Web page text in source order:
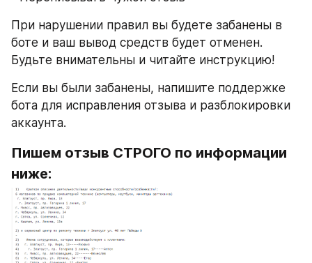
При нарушении правил вы будете забанены в
боте и ваш вывод средств будет отменен.
Будьте внимательны и читайте инструкцию!
Если вы были забанены, напишите поддержке
бота для исправления отзыва и разблокировки
аккаунта.
Пишем отзыв СТРОГО по информации
ниже: